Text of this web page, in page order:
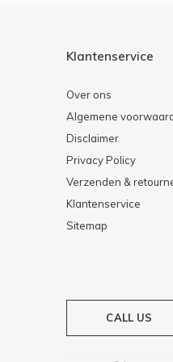
Klantenservice
Over ons
Algemene
Disclaimer
Privacy Policy
Verzenden &
Klantenservice
Sitemap
CALL US